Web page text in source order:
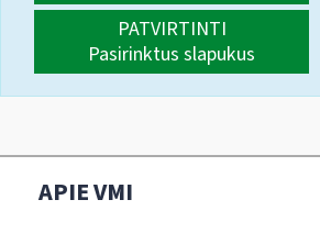
PATVIRTINTI
Pasirinktus slapukus
APIE VMI